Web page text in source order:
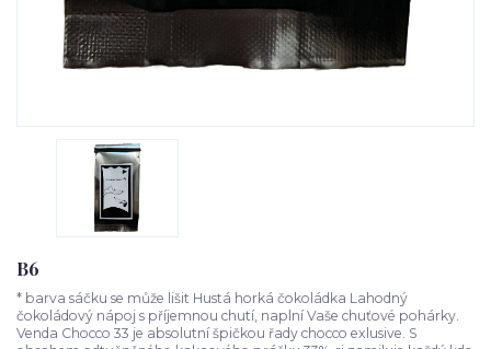
B6
* barva sáčku se může lišit Hustá horká čokoládka Lahodný
čokoládový nápoj s příjemnou chutí, naplní Vaše chuťové pohárky.
Venda Chocco 33 je absolutní špičkou řady chocco exlusive. S